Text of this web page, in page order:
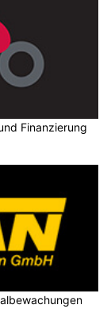
Finanzierung